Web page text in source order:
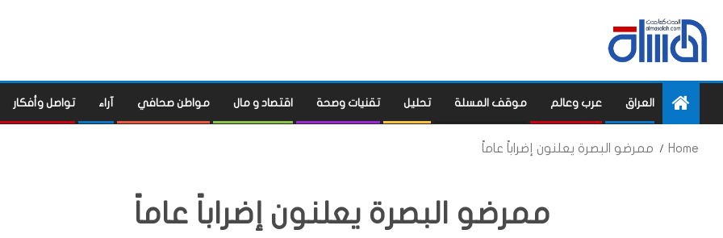
العراق عرب وعالم موقف المسلة تحليل تقنيات وصحة اقتصاد و مال مواطن صحافي آراء تواصل وأفكار
Home ممرضو البصرة يعلنون إضراباً عاماً
ممرضو البصرة يعلنون إضراباً عاماً